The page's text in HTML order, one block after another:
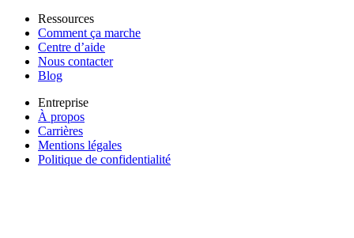
Ressources
Comment ça marche
Centre d’aide
Nous contacter
Blog
Entreprise
À propos
Carrières
Mentions légales
Politique de confidentialité